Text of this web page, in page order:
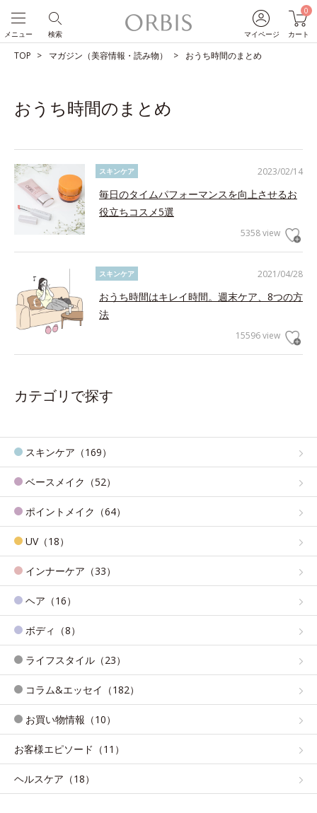
マイページ
0
カート
検索
メニュー
TOP マガジン（美容情報・読み物） おうち時間のまとめ
おうち時間のまとめ
2023/02/14
スキンケア
毎日のタイムパフォーマンスを向上させるお
役立ちコスメ5選
5358 view
2021/04/28
スキンケア
おうち時間はキレイ時間。週末ケア、8つの方
法
15596 view
カテゴリで探す
スキンケア（169）
ベースメイク（52）
ポイントメイク（64）
UV（18）
インナーケア（33）
ヘア（16）
ボディ（8）
ライフスタイル（23）
コラム&エッセイ（182）
お買い物情報（10）
お客様エピソード（11）
ヘルスケア（18）